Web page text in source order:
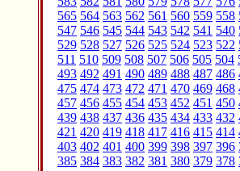
565 564 563 562 561 560 559 558
547 546 545 544 543 542 541 540
529 528 527 526 525 524 523 522
511 510 509 508 507 506 505 504
493 492 491 490 489 488 487 486
475 474 473 472 471 470 469 468
457 456 455 454 453 452 451 450
439 438 437 436 435 434 433 432
421 420 419 418 417 416 415 414
403 402 401 400 399 398 397 396
385 384 383 382 381 380 379 378